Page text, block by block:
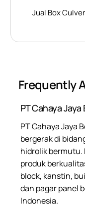
Jual Box
Frequently
PT Cahaya
PT Cahaya Jaya
bergerak di
hidrolik bermutu.
produk
block, kanstin,
dan pagar panel
Indonesia.